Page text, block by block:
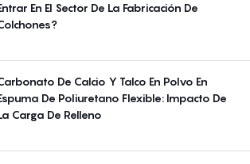
En El Sector De La Fabricación De
De Calcio Y Talco En Polvo En
De Poliuretano Flexible: Impacto De
Carga De Relleno